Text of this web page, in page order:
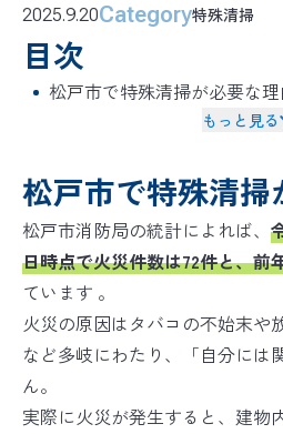
お電話でのお問い合わせ
0120-552-052
は米国ABRAの規格を
日本国内向けに適応した空間衛生のための
2025.9.20Category特殊清掃
目次
松戸市で特殊清掃が必要な理
もっと見る
松戸市で特殊清掃
松戸市消防局の統計によれば、
日時点で火災件数は72件と、前
ています 。
火災の原因はタバコの不始末や
など多岐にわたり、「自分には
ん。
実際に火災が発生すると、建物